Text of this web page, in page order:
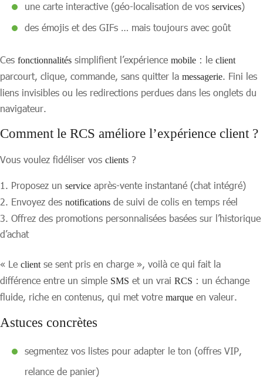
une carte interactive (géo-localisation de vos services)
des émojis et des GIFs … mais toujours avec goût
Ces fonctionnalités simplifient l’expérience mobile : le client
parcourt, clique, commande, sans quitter la messagerie. Fini les
liens invisibles ou les redirections perdues dans les onglets du
navigateur.
Comment le RCS améliore l’expérience client ?
Vous voulez fidéliser vos clients ?
Proposez un service après-vente instantané (chat intégré)
Envoyez des notifications de suivi de colis en temps réel
Offrez des promotions personnalisées basées sur l’historique
d’achat
« Le client se sent pris en charge », voilà ce qui fait la
différence entre un simple SMS et un vrai RCS : un échange
fluide, riche en contenus, qui met votre marque en valeur.
Astuces concrètes
segmentez vos listes pour adapter le ton (offres VIP,
relance de panier)